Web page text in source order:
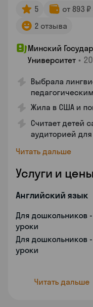
5 от 893
2 отзыва
Минский
Университет •
Выбрала
Жила в США и
Считает детей
аудиторией
Читать дальше
Услуги и цены
Английский язык
Для дошкольников
уроки
Для дошкольников
уроки
Читать дальше